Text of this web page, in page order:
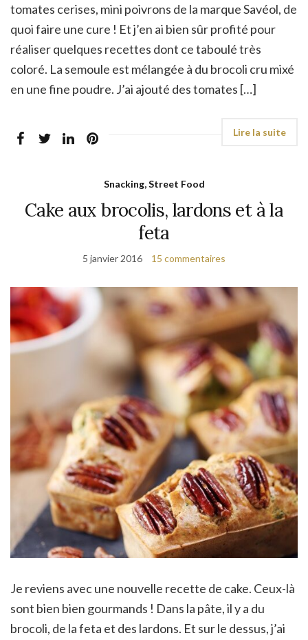
tomates cerises, mini poivrons de la marque Savéol, de
quoi faire une cure ! Et j’en ai bien sûr profité pour
réaliser quelques recettes dont ce taboulé très
coloré. La semoule est mélangée à du brocoli cru mixé
en une fine poudre. J’ai ajouté des tomates […]
Snacking, Street Food
Cake aux brocolis, lardons et à la
feta
5 janvier 2016 15 commentaires
Je reviens avec une nouvelle recette de cake. Ceux-là
sont bien bien gourmands ! Dans la pâte, il y a du
brocoli, de la feta et des lardons. Et sur le dessus, j’ai